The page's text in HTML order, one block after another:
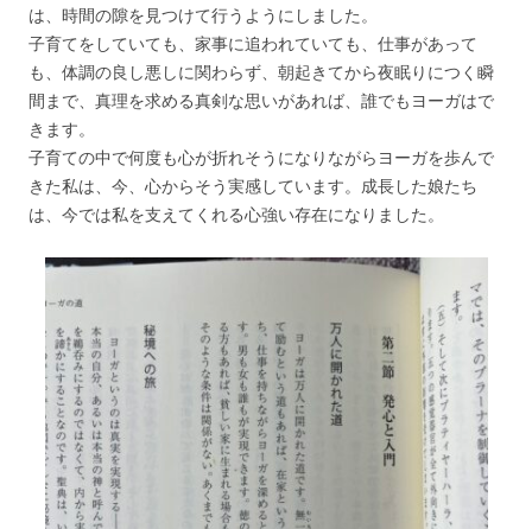
は、時間の隙を見つけて行うようにしました。
子育てをしていても、家事に追われていても、仕事があって
も、体調の良し悪しに関わらず、朝起きてから夜眠りにつく瞬
間まで、真理を求める真剣な思いがあれば、誰でもヨーガはで
きます。
子育ての中で何度も心が折れそうになりながらヨーガを歩んで
きた私は、今、心からそう実感しています。成長した娘たち
は、今では私を支えてくれる心強い存在になりました。